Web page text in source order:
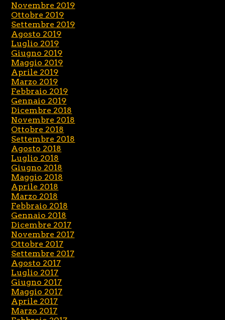
Novembre 2019
Ottobre 2019
Settembre 2019
Agosto 2019
Luglio 2019
Giugno 2019
Maggio 2019
Aprile 2019
Marzo 2019
Febbraio 2019
Gennaio 2019
Dicembre 2018
Novembre 2018
Ottobre 2018
Settembre 2018
Agosto 2018
Luglio 2018
Giugno 2018
Maggio 2018
Aprile 2018
Marzo 2018
Febbraio 2018
Gennaio 2018
Dicembre 2017
Novembre 2017
Ottobre 2017
Settembre 2017
Agosto 2017
Luglio 2017
Giugno 2017
Maggio 2017
Aprile 2017
Marzo 2017